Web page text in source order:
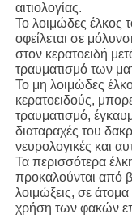
αιτιολογίας.
Το λοιμώδες έλκος
οφείλεται σε
στον κερατοειδή
τραυματισμό των
Το μη λοιμώδες
κερατοειδούς,
τραυματισμό,
διαταραχές του
νευρολογικές και
Τα περισσότερα
προκαλούνται από
λοιμώξεις, σε
χρήση των φακών